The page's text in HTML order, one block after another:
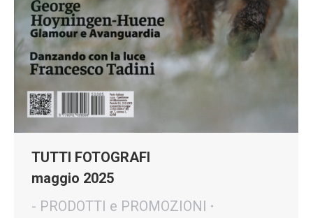
TUTTI FOTOGRAFI
maggio 2025
- PRODOTTI e PROMOZIONI